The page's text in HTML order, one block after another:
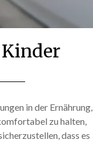
in der Ernährung,
zu halten,
dass es